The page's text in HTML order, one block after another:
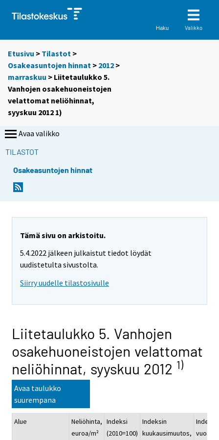
Haku Valikko
Etusivu > Tilastot >
Osakeasuntojen hinnat > 2012 >
marraskuu > Liitetaulukko 5.
Vanhojen osakehuoneistojen
velattomat neliöhinnat,
syyskuu 2012 1)
Avaa valikko
TILASTOT
Osakeasuntojen hinnat
Tämä sivu on arkistoitu.
5.4.2022 jälkeen julkaistut tiedot löydät
uudistetulta sivustolta.
Siirry uudelle tilastosivulle
Liitetaulukko 5. Vanhojen
osakehuoneistojen velattomat
neliöhinnat, syyskuu 2012 1)
Avaa taulukko
suurempana
Alue
Neliöhinta,
euroa/m²
Indeksi
(2010=100)
Indeksin
kuukausimuutos,